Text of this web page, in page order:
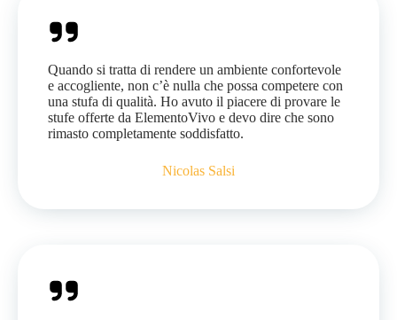
Quando si tratta di rendere un ambiente confortevole
e accogliente, non c’è nulla che possa competere con
una stufa di qualità. Ho avuto il piacere di provare le
stufe offerte da ElementoVivo e devo dire che sono
rimasto completamente soddisfatto.
Nicolas Salsi